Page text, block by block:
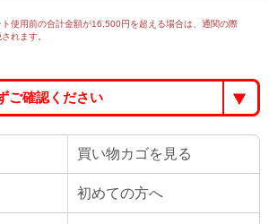
使用前の合計金額が16,500円を超える場合は、通関の際
れます。
ご確認ください
買い物カゴを見る
初めての方へ